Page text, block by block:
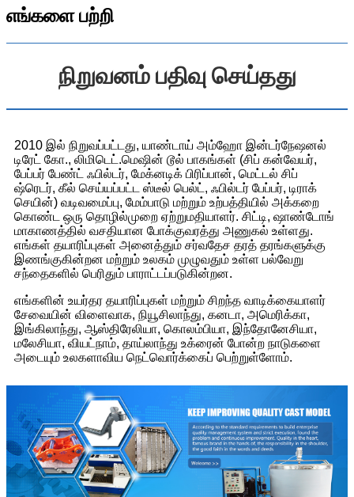
எங்களை பற்றி
நிறுவனம் பதிவு செய்தது
2010 இல் நிறுவப்பட்டது, யாண்டாய் அம்ஹோ இன்டர்நேஷனல்
டிரேட் கோ., லிமிடெட்.மெஷின் டூல் பாகங்கள் (சிப் கன்வேயர்,
பேப்பர் பேண்ட் ஃபில்டர், மேக்னடிக் பிரிப்பான், மெட்டல் சிப்
ஷ்ரெடர், கீல் செய்யப்பட்ட ஸ்டீல் பெல்ட், ஃபில்டர் பேப்பர், டிராக்
செயின்) வடிவமைப்பு, மேம்பாடு மற்றும் உற்பத்தியில் அக்கறை
கொண்ட ஒரு தொழில்முறை ஏற்றுமதியாளர். சிட்டி, ஷாண்டோங்
மாகாணத்தில் வசதியான போக்குவரத்து அணுகல் உள்ளது.
எங்கள் தயாரிப்புகள் அனைத்தும் சர்வதேச தரத் தரங்களுக்கு
இணங்குகின்றன மற்றும் உலகம் முழுவதும் உள்ள பல்வேறு
சந்தைகளில் பெரிதும் பாராட்டப்படுகின்றன.
எங்களின் உயர்தர தயாரிப்புகள் மற்றும் சிறந்த வாடிக்கையாளர்
சேவையின் விளைவாக, நியூசிலாந்து, கனடா, அமெரிக்கா,
இங்கிலாந்து, ஆஸ்திரேலியா, கொலம்பியா, இந்தோனேசியா,
மலேசியா, வியட்நாம், தாய்லாந்து உக்ரைன் போன்ற நாடுகளை
அடையும் உலகளாவிய நெட்வொர்க்கைப் பெற்றுள்ளோம்.